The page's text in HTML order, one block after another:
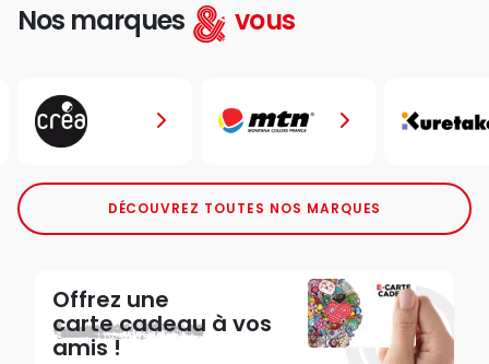
Nos marques vous
DÉCOUVREZ TOUTES NOS MARQUES
Offrez une
carte cadeau à vos
amis !